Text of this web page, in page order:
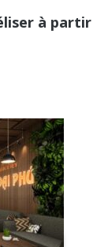
à partir